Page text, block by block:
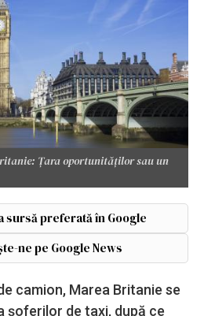
Țara oportunităților sau un
sursă preferată în Google
ne pe Google News
camion, Marea Britanie se
șoferilor de taxi, după ce